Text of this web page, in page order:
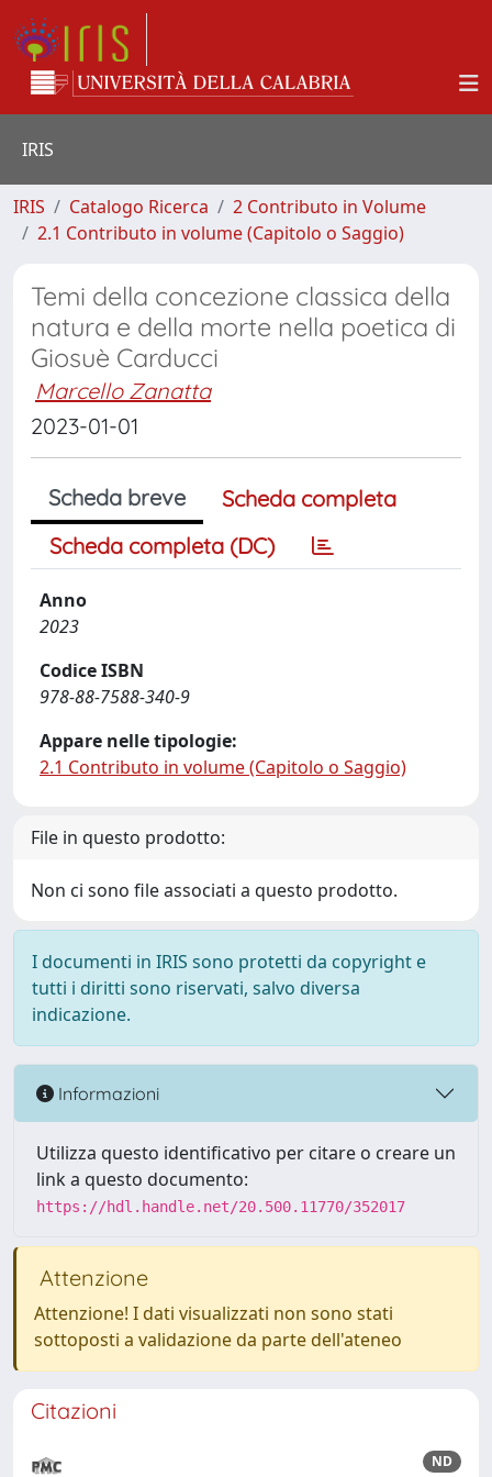
IRIS
IRIS Catalogo Ricerca
2 Contributo in Volume
2.1 Contributo in volume (Capitolo o Saggio)
Temi della concezione classica della
natura e della morte nella poetica di
Giosuè Carducci
Marcello Zanatta
2023-01-01
Scheda breve
Scheda completa
Scheda completa (DC)
Anno
2023
Codice ISBN
978-88-7588-340-9
Appare nelle tipologie:
2.1 Contributo in volume (Capitolo o Saggio)
File in questo prodotto:
Non ci sono file associati a questo prodotto.
I documenti in IRIS sono protetti da copyright e
tutti i diritti sono riservati, salvo diversa
indicazione.
Informazioni
Utilizza questo identificativo per citare o creare un
link a questo documento:
https://hdl.handle.net/20.500.11770/352017
Attenzione
Attenzione! I dati visualizzati non sono stati
sottoposti a validazione da parte dell'ateneo
Citazioni
ND